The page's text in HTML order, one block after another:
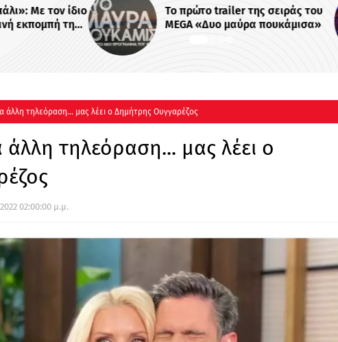
Με τον ίδιο
εκπομπή της
Το πρώτο trailer της σειράς του
MEGA «Δυο μαύρα πουκάμισα»
άλλη τηλεόραση... μας λέει ο Δημήτρης Ουγγαρέζος
άλλη τηλεόραση... μας λέει ο
02:00:00 μ.μ.